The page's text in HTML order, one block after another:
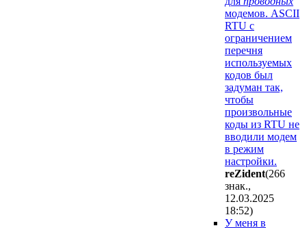
модемов. ASCII
RTU с
ограничением
перечня
используемых
кодов был
задуман так,
чтобы
произвольные
коды из RTU не
вводили модем
в режим
настройки.
reZident(266
знак.,
12.03.2025
18:52)
У меня в